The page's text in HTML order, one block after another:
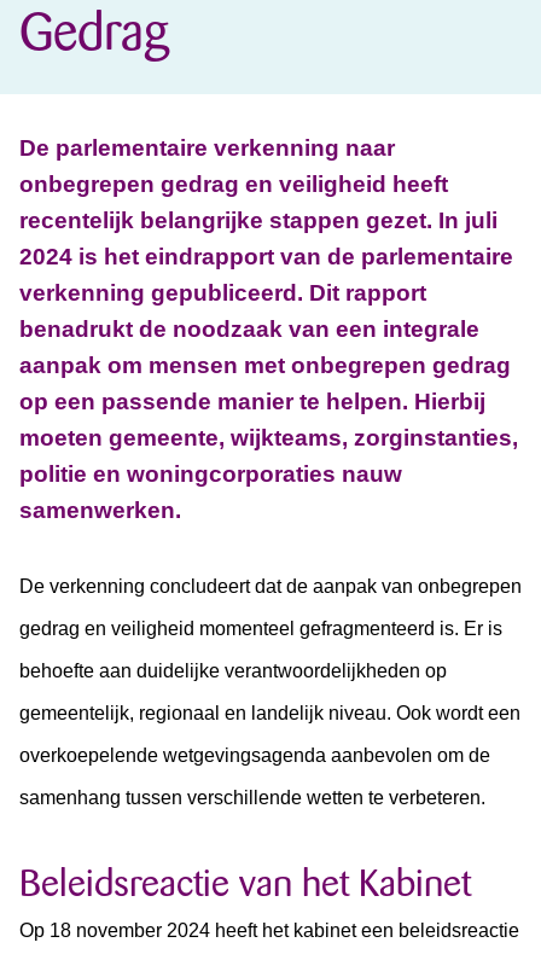
Gedrag
De parlementaire verkenning naar
onbegrepen gedrag en veiligheid heeft
recentelijk belangrijke stappen gezet. In juli
2024 is het eindrapport van de parlementaire
verkenning gepubliceerd. Dit rapport
benadrukt de noodzaak van een integrale
aanpak om mensen met onbegrepen gedrag
op een passende manier te helpen. Hierbij
moeten gemeente, wijkteams, zorginstanties,
politie en woningcorporaties nauw
samenwerken.
De verkenning concludeert dat de aanpak van onbegrepen
gedrag en veiligheid momenteel gefragmenteerd is. Er is
behoefte aan duidelijke verantwoordelijkheden op
gemeentelijk, regionaal en landelijk niveau. Ook wordt een
overkoepelende wetgevingsagenda aanbevolen om de
samenhang tussen verschillende wetten te verbeteren.
Beleidsreactie van het Kabinet
Op 18 november 2024 heeft het kabinet een beleidsreactie